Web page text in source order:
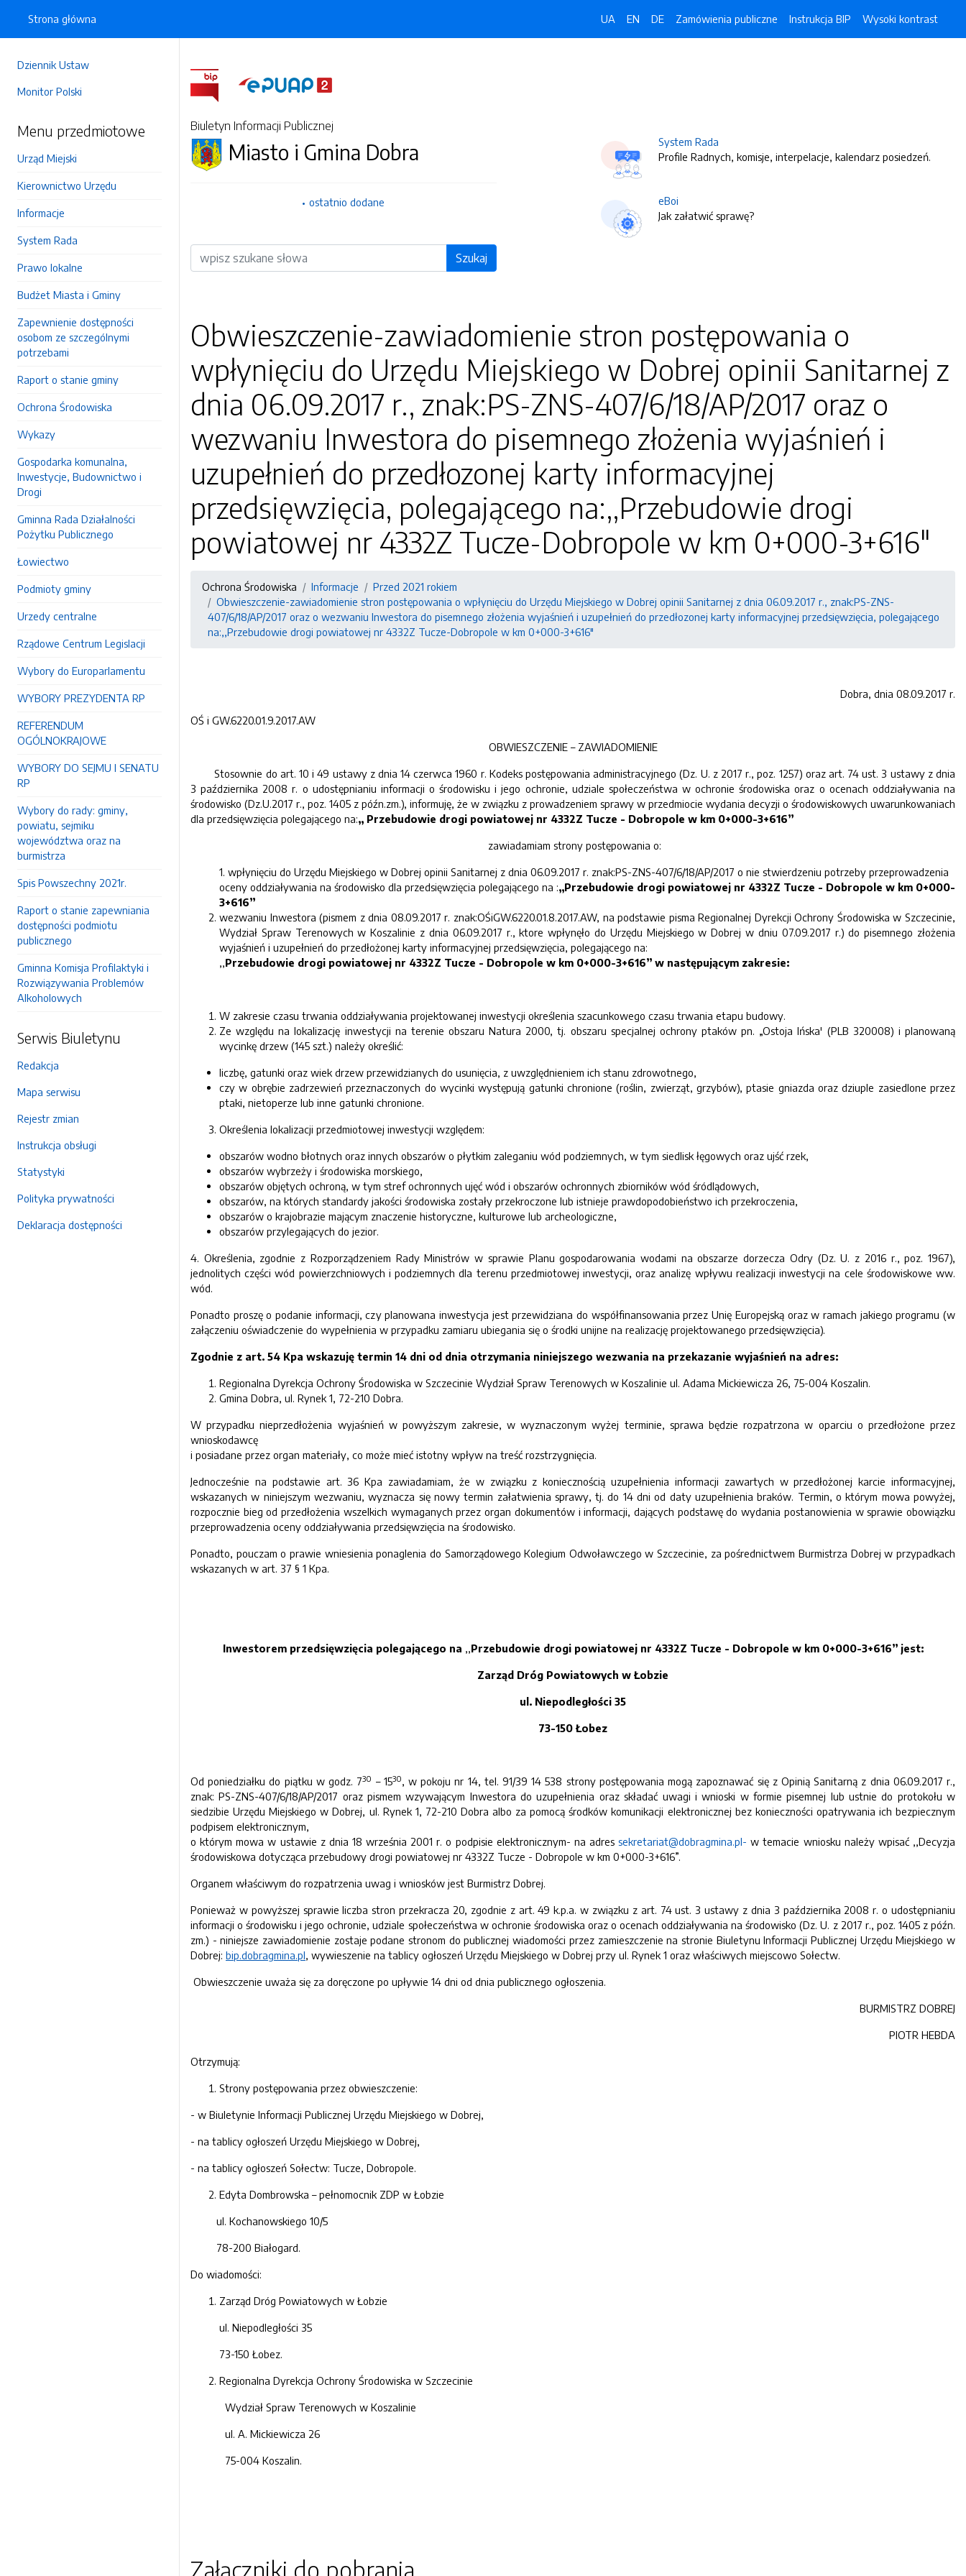
Dziennik Ustaw
Monitor Polski
Menu przedmiotowe
Urząd Miejski
Kierownictwo Urzędu
Informacje
System Rada
Prawo lokalne
Budżet Miasta i Gminy
Zapewnienie dostępności
osobom ze szczególnymi
potrzebami
Raport o stanie gminy
Ochrona Środowiska
Wykazy
Gospodarka komunalna,
Inwestycje, Budownictwo i
Drogi
Gminna Rada Działalności
Pożytku Publicznego
Łowiectwo
Podmioty gminy
Urzedy centralne
Rządowe Centrum Legislacji
Wybory do Europarlamentu
WYBORY PREZYDENTA RP
REFERENDUM
OGÓLNOKRAJOWE
WYBORY DO SEJMU I SENATU
RP
Wybory do rady: gminy,
powiatu, sejmiku
województwa oraz na
burmistrza
Spis Powszechny 2021r.
Raport o stanie zapewniania
dostępności podmiotu
publicznego
Gminna Komisja Profilaktyki i
Rozwiązywania Problemów
Alkoholowych
Serwis Biuletynu
Redakcja
Mapa serwisu
Rejestr zmian
Instrukcja obsługi
Statystyki
Polityka prywatności
Deklaracja dostępności
Strona główna UA EN DE Zamówienia publiczne Instrukcja BIP Wysoki kontrast
Biuletyn Informacji Publicznej
Miasto i Gmina Dobra
ostatnio dodane
Wyszukiwarka Szukaj
System Rada
Profile Radnych, komisje, interpelacje, kalendarz posiedzeń.
eBoi
Jak załatwić sprawę?
Obwieszczenie-zawiadomienie stron postępowania o
wpłynięciu do Urzędu Miejskiego w Dobrej opinii Sanitarnej z
dnia 06.09.2017 r., znak:PS-ZNS-407/6/18/AP/2017 oraz o
wezwaniu Inwestora do pisemnego złożenia wyjaśnień i
uzupełnień do przedłozonej karty informacyjnej
przedsięwzięcia, polegającego na:,,Przebudowie drogi
powiatowej nr 4332Z Tucze-Dobropole w km 0+000-3+616"
Ochrona Środowiska Informacje
Przed 2021 rokiem
Obwieszczenie-zawiadomienie stron postępowania o wpłynięciu do Urzędu Miejskiego w Dobrej opinii Sanitarnej z dnia 06.09.2017 r., znak:PS-ZNS-
407/6/18/AP/2017 oraz o wezwaniu Inwestora do pisemnego złożenia wyjaśnień i uzupełnień do przedłozonej karty informacyjnej przedsięwzięcia, polegającego
na:,,Przebudowie drogi powiatowej nr 4332Z Tucze-Dobropole w km 0+000-3+616"
Dobra, dnia 08.09.2017 r.
OŚ i GW.6220.01.9.2017.AW
OBWIESZCZENIE – ZAWIADOMIENIE
Stosownie do art. 10 i 49 ustawy z dnia 14 czerwca 1960 r. Kodeks postępowania administracyjnego (Dz. U. z 2017 r., poz. 1257) oraz art. 74 ust. 3 ustawy z dnia
3 października 2008 r. o udostępnianiu informacji o środowisku i jego ochronie, udziale społeczeństwa w ochronie środowiska oraz o ocenach oddziaływania na
środowisko (Dz.U.2017 r., poz. 1405 z późn.zm.), informuję, że w związku z prowadzeniem sprawy w przedmiocie wydania decyzji o środowiskowych uwarunkowaniach
dla przedsięwzięcia polegającego na:,, Przebudowie drogi powiatowej nr 4332Z Tucze - Dobropole w km 0+000-3+616”
zawiadamiam strony postępowania o:
1. wpłynięciu do Urzędu Miejskiego w Dobrej opinii Sanitarnej z dnia 06.09.2017 r. znak:PS-ZNS-407/6/18/AP/2017 o nie stwierdzeniu potrzeby przeprowadzenia
oceny oddziaływania na środowisko dla przedsięwzięcia polegającego na :,,Przebudowie drogi powiatowej nr 4332Z Tucze - Dobropole w km 0+000-
3+616”
wezwaniu Inwestora (pismem z dnia 08.09.2017 r. znak:OŚiGW.6220.01.8.2017.AW, na podstawie pisma Regionalnej Dyrekcji Ochrony Środowiska w Szczecinie,
Wydział Spraw Terenowych w Koszalinie z dnia 06.09.2017 r., ktore wpłynęło do Urzędu Miejskiego w Dobrej w dniu 07.09.2017 r.) do pisemnego złożenia
wyjaśnień i uzupełnień do przedłożonej karty informacyjnej przedsięwzięcia, polegającego na:
,,Przebudowie drogi powiatowej nr 4332Z Tucze - Dobropole w km 0+000-3+616” w następującym zakresie:
W zakresie czasu trwania oddziaływania projektowanej inwestycji określenia szacunkowego czasu trwania etapu budowy.
Ze względu na lokalizację inwestycji na terenie obszaru Natura 2000, tj. obszaru specjalnej ochrony ptaków pn. „Ostoja Ińska' (PLB 320008) i planowaną
wycinkę drzew (145 szt.) należy określić:
liczbę, gatunki oraz wiek drzew przewidzianych do usunięcia, z uwzględnieniem ich stanu zdrowotnego,
czy w obrębie zadrzewień przeznaczonych do wycinki występują gatunki chronione (roślin, zwierząt, grzybów), ptasie gniazda oraz dziuple zasiedlone przez
ptaki, nietoperze lub inne gatunki chronione.
Określenia lokalizacji przedmiotowej inwestycji względem:
obszarów wodno błotnych oraz innych obszarów o płytkim zaleganiu wód podziemnych, w tym siedlisk łęgowych oraz ujść rzek,
obszarów wybrzeży i środowiska morskiego,
obszarów objętych ochroną, w tym stref ochronnych ujęć wód i obszarów ochronnych zbiorników wód śródlądowych,
obszarów, na których standardy jakości środowiska zostały przekroczone lub istnieje prawdopodobieństwo ich przekroczenia,
obszarów o krajobrazie mającym znaczenie historyczne, kulturowe lub archeologiczne,
obszarów przylegających do jezior.
4. Określenia, zgodnie z Rozporządzeniem Rady Ministrów w sprawie Planu gospodarowania wodami na obszarze dorzecza Odry (Dz. U. z 2016 r., poz. 1967),
jednolitych części wód powierzchniowych i podziemnych dla terenu przedmiotowej inwestycji, oraz analizę wpływu realizacji inwestycji na cele środowiskowe ww.
wód.
Ponadto proszę o podanie informacji, czy planowana inwestycja jest przewidziana do współfinansowania przez Unię Europejską oraz w ramach jakiego programu (w
załączeniu oświadczenie do wypełnienia w przypadku zamiaru ubiegania się o środki unijne na realizację projektowanego przedsięwzięcia).
Zgodnie z art. 54 Kpa wskazuję termin 14 dni od dnia otrzymania niniejszego wezwania na przekazanie wyjaśnień na adres:
Regionalna Dyrekcja Ochrony Środowiska w Szczecinie Wydział Spraw Terenowych w Koszalinie ul. Adama Mickiewicza 26, 75-004 Koszalin.
Gmina Dobra, ul. Rynek 1, 72-210 Dobra.
W przypadku nieprzedłożenia wyjaśnień w powyższym zakresie, w wyznaczonym wyżej terminie, sprawa będzie rozpatrzona w oparciu o przedłożone przez
wnioskodawcę
i posiadane przez organ materiały, co może mieć istotny wpływ na treść rozstrzygnięcia.
Jednocześnie na podstawie art. 36 Kpa zawiadamiam, że w związku z koniecznością uzupełnienia informacji zawartych w przedłożonej karcie informacyjnej,
wskazanych w niniejszym wezwaniu, wyznacza się nowy termin załatwienia sprawy, tj. do 14 dni od daty uzupełnienia braków. Termin, o którym mowa powyżej,
rozpocznie bieg od przedłożenia wszelkich wymaganych przez organ dokumentów i informacji, dających podstawę do wydania postanowienia w sprawie obowiązku
przeprowadzenia oceny oddziaływania przedsięwzięcia na środowisko.
Ponadto, pouczam o prawie wniesienia ponaglenia do Samorządowego Kolegium Odwoławczego w Szczecinie, za pośrednictwem Burmistrza Dobrej w przypadkach
wskazanych w art. 37 § 1 Kpa.
Inwestorem przedsięwzięcia polegającego na ,,Przebudowie drogi powiatowej nr 4332Z Tucze - Dobropole w km 0+000-3+616” jest:
Zarząd Dróg Powiatowych w Łobzie
ul. Niepodległości 35
73-150 Łobez
Od poniedziałku do piątku w godz. 730 – 1530, w pokoju nr 14, tel. 91/39 14 538 strony postępowania mogą zapoznawać się z Opinią Sanitarną z dnia 06.09.2017 r.,
znak: PS-ZNS-407/6/18/AP/2017 oraz pismem wzywającym Inwestora do uzupełnienia oraz składać uwagi i wnioski w formie pisemnej lub ustnie do protokołu w
siedzibie Urzędu Miejskiego w Dobrej, ul. Rynek 1, 72-210 Dobra albo za pomocą środków komunikacji elektronicznej bez konieczności opatrywania ich bezpiecznym
podpisem elektronicznym,
o którym mowa w ustawie z dnia 18 września 2001 r. o podpisie elektronicznym- na adressekretariat@dobragmina.pl- w temacie wniosku należy wpisać ,,Decyzja
środowiskowa dotycząca przebudowy drogi powiatowej nr 4332Z Tucze - Dobropole w km 0+000-3+616”.
Organem właściwym do rozpatrzenia uwag i wniosków jest Burmistrz Dobrej.
Ponieważ w powyższej sprawie liczba stron przekracza 20, zgodnie z art. 49 k.p.a. w związku z art. 74 ust. 3 ustawy z dnia 3 października 2008 r. o udostępnianiu
informacji o środowisku i jego ochronie, udziale społeczeństwa w ochronie środowiska oraz o ocenach oddziaływania na środowisko (Dz. U. z 2017 r., poz. 1405 z późn.
zm.) - niniejsze zawiadomienie zostaje podane stronom do publicznej wiadomości przez zamieszczenie na stronie Biuletynu Informacji Publicznej Urzędu Miejskiego w
Dobrej: bip.dobragmina.pl, wywieszenie na tablicy ogłoszeń Urzędu Miejskiego w Dobrej przy ul. Rynek 1 oraz właściwych miejscowo Sołectw.
Obwieszczenie uważa się za doręczone po upływie 14 dni od dnia publicznego ogłoszenia.
BURMISTRZ DOBREJ
PIOTR HEBDA
Otrzymują:
Strony postępowania przez obwieszczenie:
- w Biuletynie Informacji Publicznej Urzędu Miejskiego w Dobrej,
- na tablicy ogłoszeń Urzędu Miejskiego w Dobrej,
- na tablicy ogłoszeń Sołectw: Tucze, Dobropole.
Edyta Dombrowska – pełnomocnik ZDP w Łobzie
ul. Kochanowskiego 10/5
78-200 Białogard.
Do wiadomości:
Zarząd Dróg Powiatowych w Łobzie
ul. Niepodległości 35
73-150 Łobez.
Regionalna Dyrekcja Ochrony Środowiska w Szczecinie
Wydział Spraw Terenowych w Koszalinie
ul. A. Mickiewicza 26
75-004 Koszalin.
Załączniki do pobrania